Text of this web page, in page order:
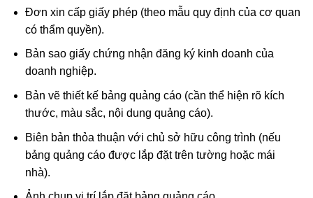
Đơn xin cấp giấy phép (theo mẫu quy định của cơ quan
có thẩm quyền).
Bản sao giấy chứng nhận đăng ký kinh doanh của
doanh nghiệp.
Bản vẽ thiết kế bảng quảng cáo (cần thể hiện rõ kích
thước, màu sắc, nội dung quảng cáo).
Biên bản thỏa thuận với chủ sở hữu công trình (nếu
bảng quảng cáo được lắp đặt trên tường hoặc mái
nhà).